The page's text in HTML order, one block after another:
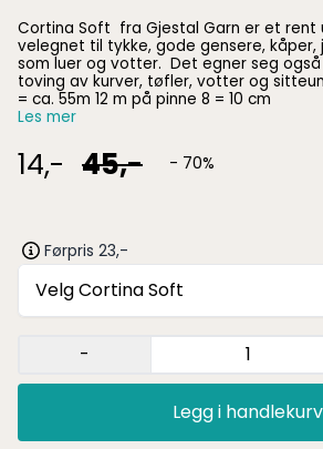
Cortina Soft fra Gjestal Garn er et rent
velegnet til tykke, gode gensere, kåper,
som luer og votter. Det egner seg også svært godt til
toving av kurver, tøfler, votter og sitteunderlag.
= ca. 55m 12 m på pinne 8 = 10 cm
Les mer
14,- 45,- - 70%
Førpris 23,-
Velg Cortina Soft
-
Legg i handlekurv